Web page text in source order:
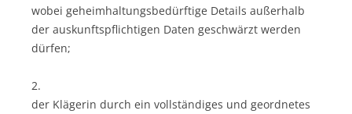
wobei geheimhaltungsbedürftige Details außerhalb
der auskunftspflichtigen Daten geschwärzt werden
dürfen;
2.
der Klägerin durch ein vollständiges und geordnetes